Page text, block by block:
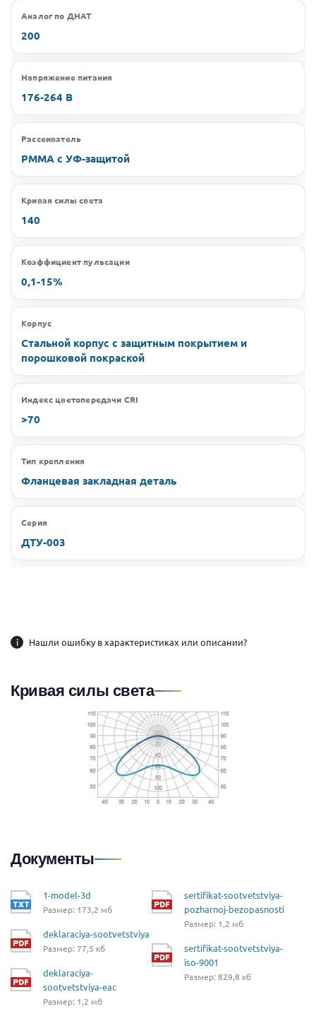
Аналог по ДНАТ
200
Напряжение питания
176-264 В
Рассеиватель
РММА с УФ-защитой
Кривая силы света
140
Коэффициент пульсации
0,1-15%
Корпус
Стальной корпус с защитным покрытием и
порошковой покраской
Индекс цветопередачи CRI
>70
Тип крепления
Фланцевая закладная деталь
Серия
ДТУ-003
i Нашли ошибку в характеристиках или описании?
Кривая силы света
Документы
1-model-3d
Размер: 173,2 мб
deklaraciya-sootvetstviya
Размер: 77,5 кб
deklaraciya-
sootvetstviya-eac
Размер: 1,2 мб
sertifikat-sootvetstviya-
pozharnoj-bezopasnosti
Размер: 1,2 мб
sertifikat-sootvetstviya-
iso-9001
Размер: 829,8 кб